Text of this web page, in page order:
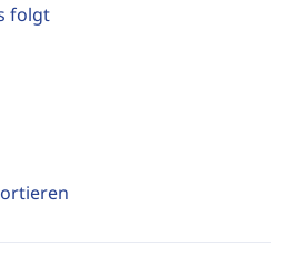
folgt